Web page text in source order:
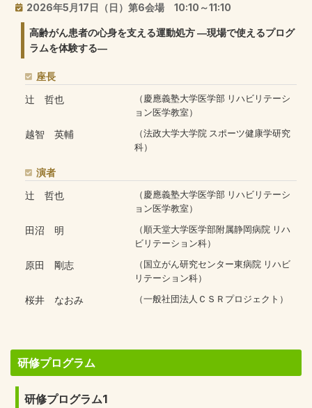
2026年5月17日（日）第6会場 10:10～11:10
高齢がん患者の心身を支える運動処方 ―現場で使えるプログ
ラムを体験する―
座長
辻 哲也
（慶應義塾大学医学部 リハビリテーシ
ョン医学教室）
越智 英輔
（法政大学大学院 スポーツ健康学研究
科）
演者
辻 哲也
（慶應義塾大学医学部 リハビリテーシ
ョン医学教室）
田沼 明
（順天堂大学医学部附属静岡病院 リハ
ビリテーション科）
原田 剛志
（国立がん研究センター東病院 リハビ
リテーション科）
桜井 なおみ （一般社団法人ＣＳＲプロジェクト）
研修プログラム
研修プログラム1